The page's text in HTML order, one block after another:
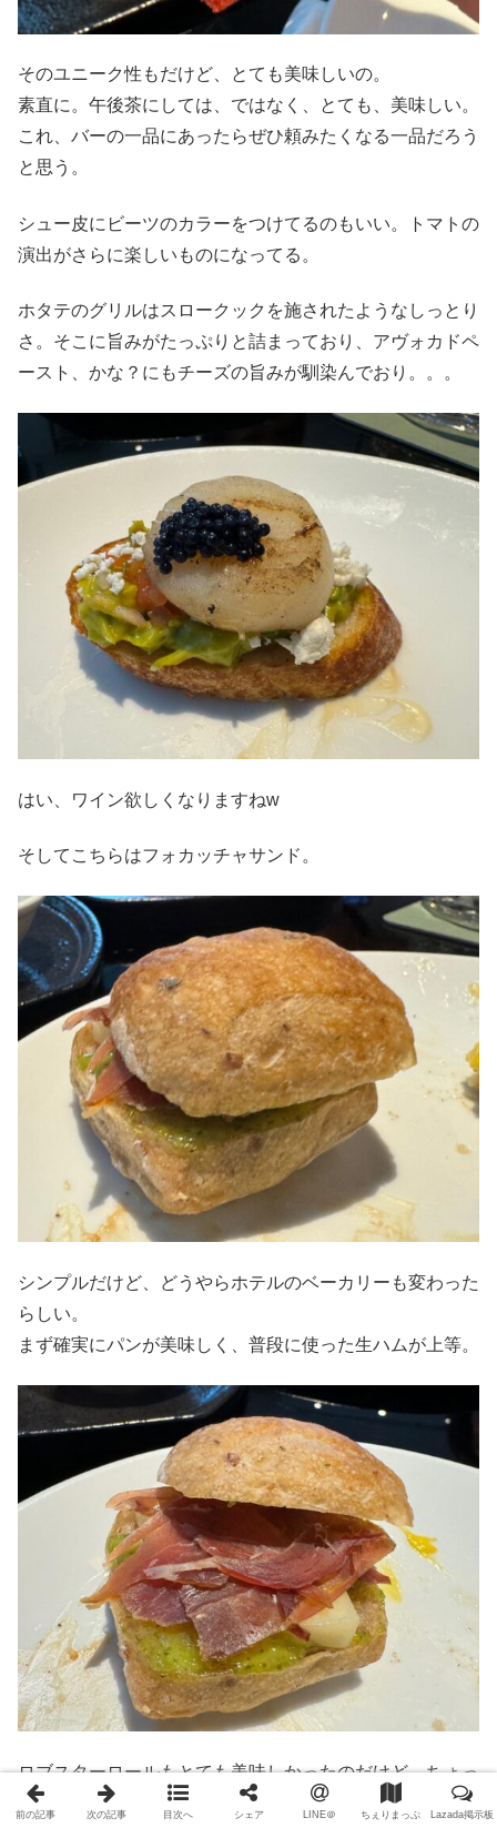
そのユニーク性もだけど、とても美味しいの。
素直に。午後茶にしては、ではなく、とても、美味しい。
これ、バーの一品にあったらぜひ頼みたくなる一品だろう
と思う。
シュー皮にビーツのカラーをつけてるのもいい。トマトの
演出がさらに楽しいものになってる。
ホタテのグリルはスロークックを施されたようなしっとり
さ。そこに旨みがたっぷりと詰まっており、アヴォカドペ
ースト、かな？にもチーズの旨みが馴染んでおり。。。
はい、ワイン欲しくなりますねw
そしてこちらはフォカッチャサンド。
シンプルだけど、どうやらホテルのベーカリーも変わった
らしい。
まず確実にパンが美味しく、普段に使った生ハムが上等。
ロブスターロールもとても美味しかったのだけど、ちょっ
とスパイシーだったので、これはシェフ絵にお伝えした。
前の記事 次の記事 目次へ シェア LINE＠ ちぇりまっぷ Lazada掲示板